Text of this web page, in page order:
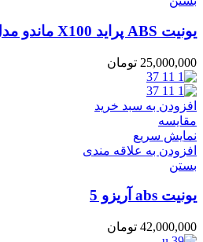
یونیت ABS پراید X100 ماندو مدل MGH60
25,000,000 تومان
افزودن به سبد خرید
مقایسه
نمایش سریع
افزودن به علاقه مندی
بستن
یونیت abs آریزو 5
42,000,000 تومان